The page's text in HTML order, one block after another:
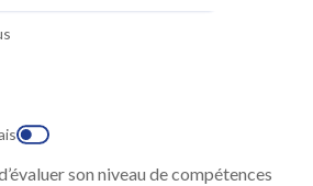
son niveau de compétences